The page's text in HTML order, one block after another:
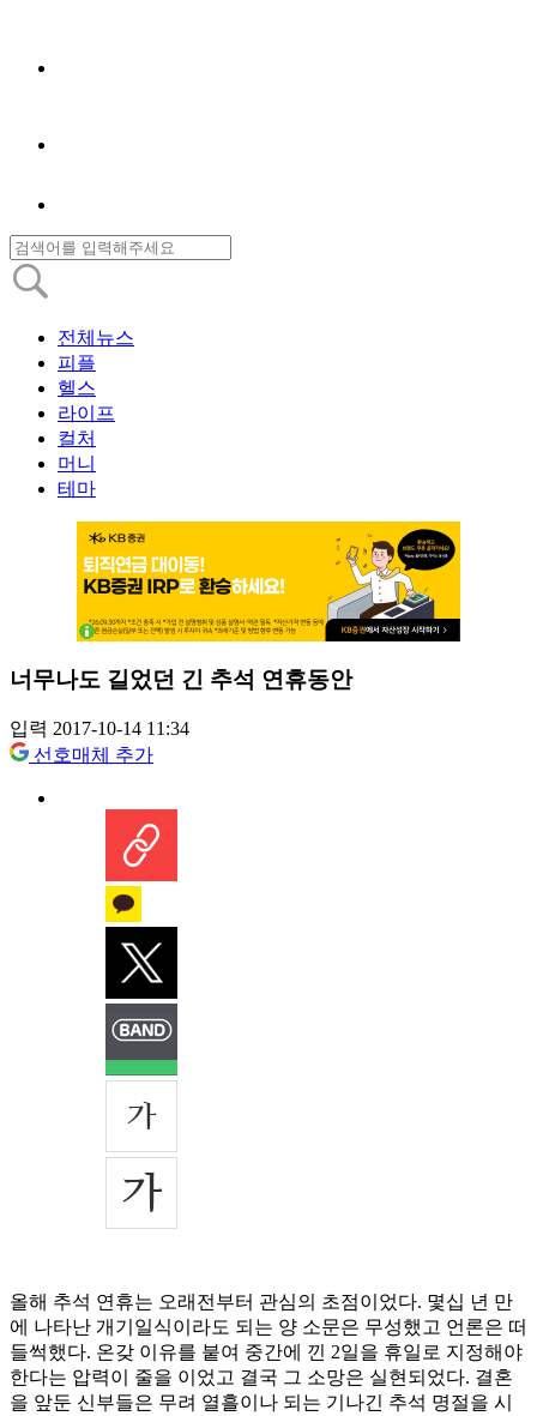
전체뉴스
피플
헬스
라이프
컬처
머니
테마
너무나도 길었던 긴 추석 연휴동안
입력 2017-10-14 11:34
선호매체 추가
올해 추석 연휴는 오래전부터 관심의 초점이었다. 몇십 년 만
에 나타난 개기일식이라도 되는 양 소문은 무성했고 언론은 떠
들썩했다. 온갖 이유를 붙여 중간에 낀 2일을 휴일로 지정해야
한다는 압력이 줄을 이었고 결국 그 소망은 실현되었다. 결혼
을 앞둔 신부들은 무려 열흘이나 되는 기나긴 추석 명절을 시